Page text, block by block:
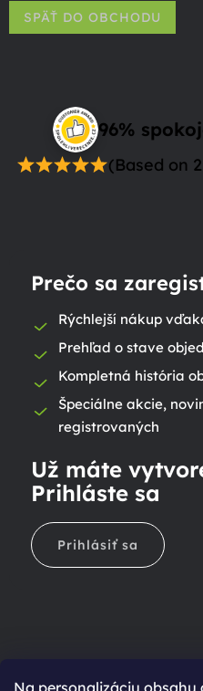
Na personalizáciu
SPÄŤ DO OBCHODU
96%
(Based on
Prečo sa
Rýchlejší nákup
Prehľad o stave
Kompletná história
Špeciálne akcie,
registrovaných
Už máte
Prihláste sa
Prihlásiť sa